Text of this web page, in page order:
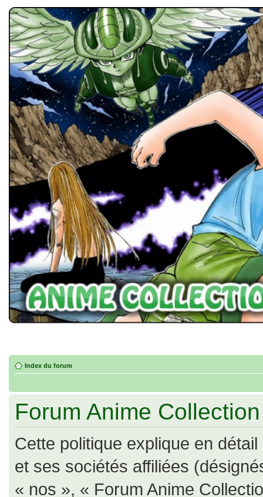
Index du forum
Forum Anime
Cette politique explique en
et ses sociétés affiliées
« nos », « Forum Anime